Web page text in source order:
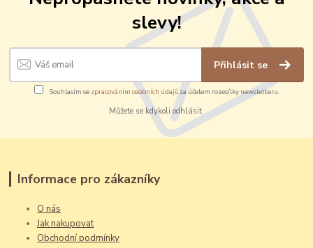
slevy!
Přihlásit se
Souhlasím se zpracováním osobních údajůza účelem rozesílky newsletteru.
Můžete se kdykoli odhlásit.
Informace pro zákazníky
O nás
Jak nakupovat
Obchodní podmínky